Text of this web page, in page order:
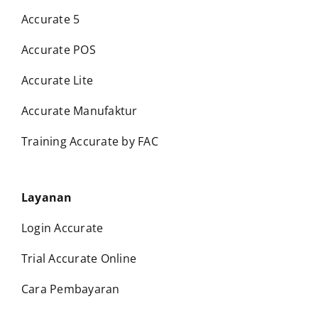
Accurate 5
Accurate POS
Accurate Lite
Accurate Manufaktur
Training Accurate by FAC
Layanan
Login Accurate
Trial Accurate Online
Cara Pembayaran